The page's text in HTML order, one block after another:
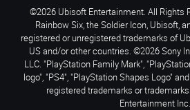
©2026 Ubisoft Entertainment. All Rights
Rainbow Six, the Soldier Icon, Ubisoft,
registered or unregistered trademarks of
US and/or other countries. ©2026 Sony
LLC. "PlayStation Family Mark",
logo", "PS4", "PlayStation Shapes Logo"
registered trademarks or
Entertainment Inc.